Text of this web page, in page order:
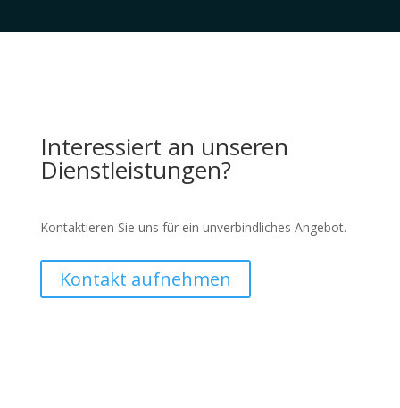
Interessiert an unseren
Dienstleistungen?
Kontaktieren Sie uns für ein unverbindliches Angebot.
Kontakt aufnehmen